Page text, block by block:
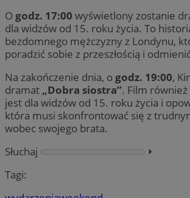
O godz. 17:00 wyświetlony zostanie
dla widzów od 15. roku życia. To
bezdomnego mężczyzny z Londynu,
poradzić sobie z przeszłością i
Na zakończenie dnia, o godz. 19:00,
dramat „Dobra siostra”. Film
jest dla widzów od 15. roku życia i
która musi skonfrontować się z
wobec swojego brata.
Słuchaj
⏵︎
Tagi: